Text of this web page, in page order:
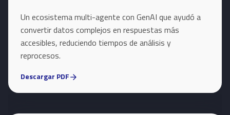
Un ecosistema multi-agente con GenAI que ayudó a
convertir datos complejos en respuestas más
accesibles, reduciendo tiempos de análisis y
reprocesos.
Descargar PDFarrow_forward